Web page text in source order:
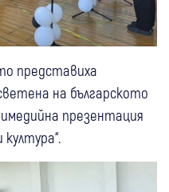
представиха
на българското
презентация